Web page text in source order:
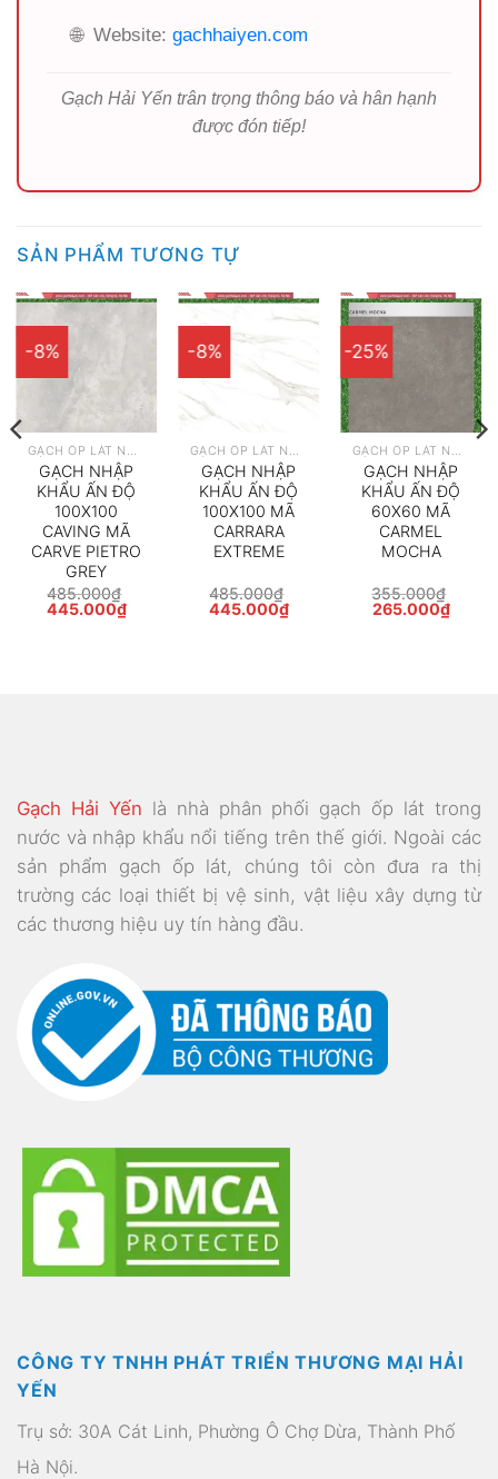
🌐 Website: gachhaiyen.com
Gạch Hải Yến trân trọng thông báo và hân hạnh
được đón tiếp!
SẢN PHẨM TƯƠNG TỰ
-8%
GẠCH ỐP LÁT NHẬP KHẨU
GẠCH NHẬP
KHẨU ẤN ĐỘ
100X100
CAVING MÃ
CARVE PIETRO
GREY
485.000₫
Giá
445.000₫Giá
hiện
-8%
GẠCH ỐP LÁT NHẬP KHẨU
GẠCH NHẬP
KHẨU ẤN ĐỘ
100X100 MÃ
CARRARA
EXTREME
485.000₫
Giá
445.000₫Giá
hiện
-25%
GẠCH ỐP LÁT NHẬP KHẨU
GẠCH NHẬP
KHẨU ẤN ĐỘ
60X60 MÃ
CARMEL
MOCHA
355.000₫
Giá
265.000₫Giá
hiện
Gạch Hải Yến là nhà phân phối gạch ốp lát trong
nước và nhập khẩu nổi tiếng trên thế giới. Ngoài các
sản phẩm gạch ốp lát, chúng tôi còn đưa ra thị
trường các loại thiết bị vệ sinh, vật liệu xây dựng từ
các thương hiệu uy tín hàng đầu.
CÔNG TY TNHH PHÁT TRIỂN THƯƠNG MẠI HẢI
YẾN
Trụ sở: 30A Cát Linh, Phường Ô Chợ Dừa, Thành Phố
Hà Nội.